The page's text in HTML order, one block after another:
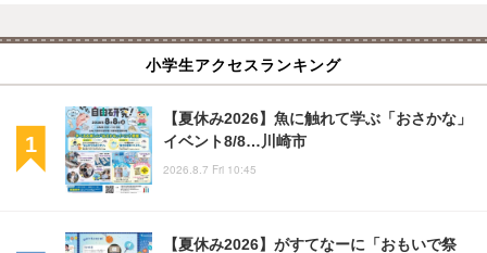
小学生アクセスランキング
【夏休み2026】魚に触れて学ぶ「おさかな」
イベント8/8…川崎市
2026.8.7 Fri 10:45
【夏休み2026】がすてなーに「おもいで祭